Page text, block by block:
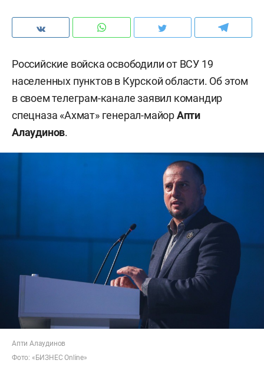
Российские войска освободили от ВСУ 19
населенных пунктов в Курской области. Об этом
в своем телеграм-канале заявил командир
спецназа «Ахмат» генерал-майорАпти
Алаудинов.
Апти Алаудинов
Фото: «БИЗНЕС Online»